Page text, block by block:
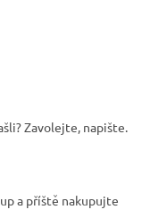
Zavolejte, napište.
a příště nakupujte